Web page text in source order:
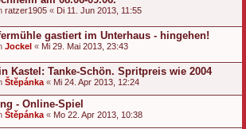
ratzer1905 « Di 11. Jun 2013, 11:55
gastiert im Unterhaus - hingehen!
Jockel « Mi 29. Mai 2013, 23:43
Kastel: Tanke-Schön. Spritpreis wie 2004
Štěpánka « Mi 24. Apr 2013, 12:24
- Online-Spiel
Štěpánka « Mo 22. Apr 2013, 10:38